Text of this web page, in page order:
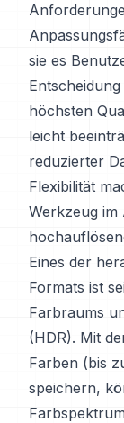
sie es
höchsten
leicht
reduzierter
Flexibilität
Werkzeug im
Eines der
Formats ist
Farbraums
(HDR). Mit
Farben (bis
speichern,